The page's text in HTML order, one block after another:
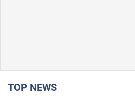
TOP NEWS